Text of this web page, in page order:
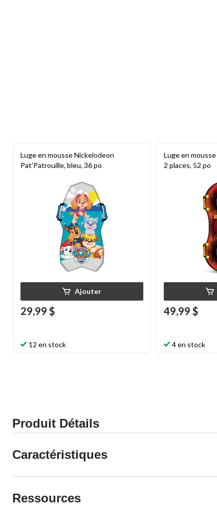
Luge en mousse Nickelodeon
Pat'Patrouille, bleu, 36 po
Ajouter
29,99 $
12 en stock
Luge en mousse
2 places, 52 po
49,99 $
4 en stock
Produit Détails
Caractéristiques
Ressources